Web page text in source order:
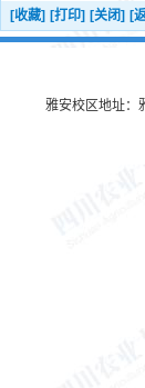
[收藏] [打印] [关闭] [
雅安校区地址